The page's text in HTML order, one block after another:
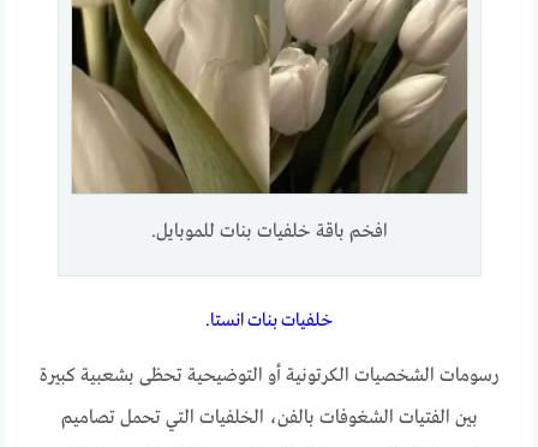
افخم باقة خلفيات بنات للموبايل.
خلفيات بنات انستا.
رسومات الشخصيات الكرتونية أو التوضيحية تحظى بشعبية كبيرة
بين الفتيات الشغوفات بالفن، الخلفيات التي تحمل تصاميم